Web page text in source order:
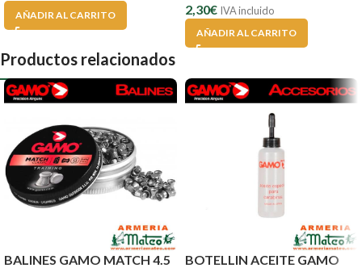
AÑADIR AL CARRITO
2,30€ IVA incluido
AÑADIR AL CARRITO
Productos relacionados
BALINES GAMO MATCH 4.5
BOTELLIN ACEITE GAMO